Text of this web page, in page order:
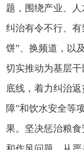
题，围绕产业、
纠治有令不行、
饼”、换频道，以
切实推动为基层
底线，着力纠治
障”和饮水安全等
果。坚决惩治粮